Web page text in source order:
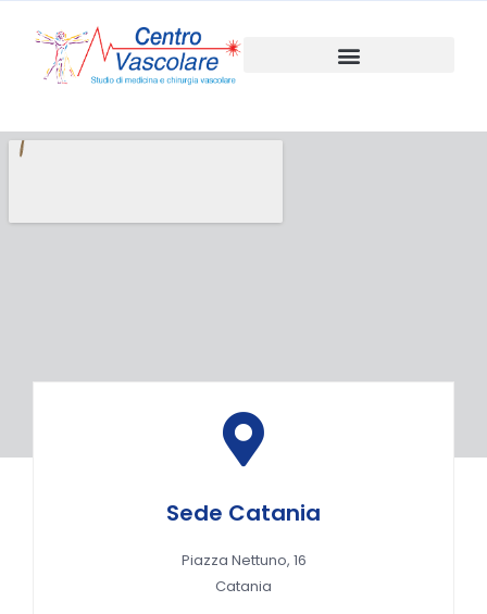
Sede Catania
Piazza Nettuno, 16
Catania
Sede Catania
Piazza Nettuno, 16
Catania